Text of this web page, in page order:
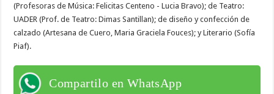
(Profesoras de Música: Felicitas Centeno - Lucia Bravo); de Teatro:
UADER (Prof. de Teatro: Dimas Santillan); de diseño y confección de
calzado (Artesana de Cuero, Maria Graciela Fouces); y Literario (Sofía
Piaf).
Compartilo en WhatsApp